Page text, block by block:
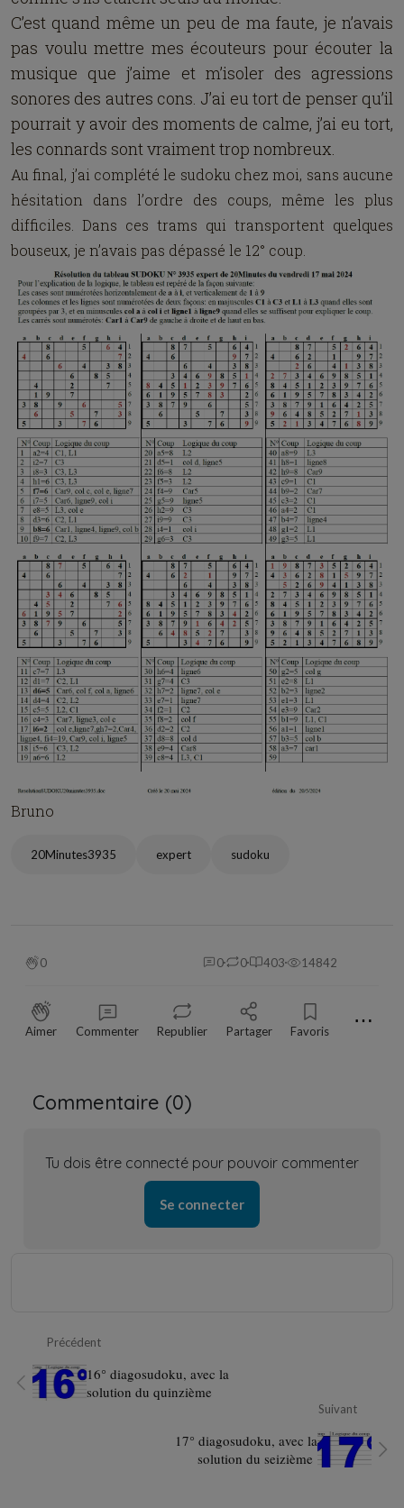
C’est quand même un peu de ma faute, je n’avais
pas voulu mettre mes écouteurs pour écouter la
musique que j’aime et m’isoler des agressions
sonores des autres cons. J’ai eu tort de penser qu’il
pourrait y avoir des moments de calme, j’ai eu tort,
les connards sont vraiment trop nombreux.
Au final, j’ai complété le sudoku chez moi, sans aucune
hésitation dans l’ordre des coups, même les plus
difficiles. Dans ces trams qui transportent quelques
bouseux, je n’avais pas dépassé le 12° coup.
Bruno
20Minutes3935 expert sudoku
0 0 0 403 14842
Aimer Commenter Republier Partager Favoris ⋯
Commentaire (0)
Tu dois être connecté pour pouvoir commenter
Se connecter
Précédent
16° diagosudoku, avec la
solution du quinzième
Suivant
17° diagosudoku, avec la
solution du seizième